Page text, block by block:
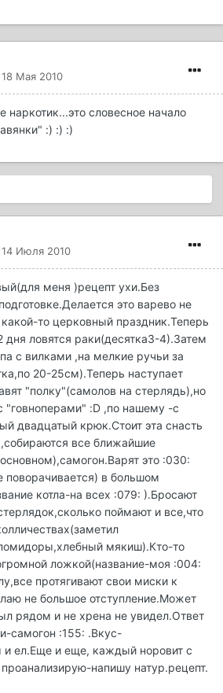
18 Мая 2010
словесное начало
:) :) :)
14 Июля 2010
меня )рецепт ухи.Без
это варево не
то церковный праздник.Теперь
дня ловятся раки(десятка3-4).Затем
с вилками ,на мелкие ручьи за
20-25см).Теперь наступает
"полку"(самолов на стерлядь),но
"говноперами" :D ,по нашему -с
двадцатый крюк.Стоит эта снасть
все ближайшие
это :030:
поворачивается) в большом
котла-на всех :079: ).Бросают
поймают и все,что
мякиш).Кто-то
ложкой(название-моя :004:
протягивают свои миски к
не большое отступление.Может
рядом и не хрена не увидел.Ответ
самогон :155: .Вкус-
и ел.Еще и еще, каждый норовит с
напишу натур.рецепт.